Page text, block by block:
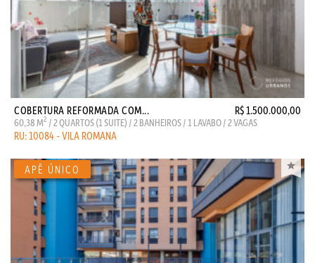
COBERTURA REFORMADA COM... R$ 1.500.000,00
60,38 M2 / 2 QUARTOS (1 SUITE) / 2 BANHEIROS / 1 LAVABO / 2 VAGAS
RU: 10084 - VILA ROMANA